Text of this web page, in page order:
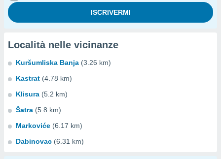
Località nelle vicinanze
Kuršumliska Banja (3.26 km)
Kastrat (4.78 km)
Klisura (5.2 km)
Šatra (5.8 km)
Markoviće (6.17 km)
Dabinovac (6.31 km)